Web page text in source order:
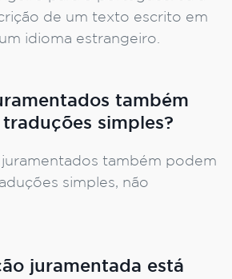
de um texto escrito em
idioma estrangeiro.
também
simples?
também podem
simples, não
juramentada está